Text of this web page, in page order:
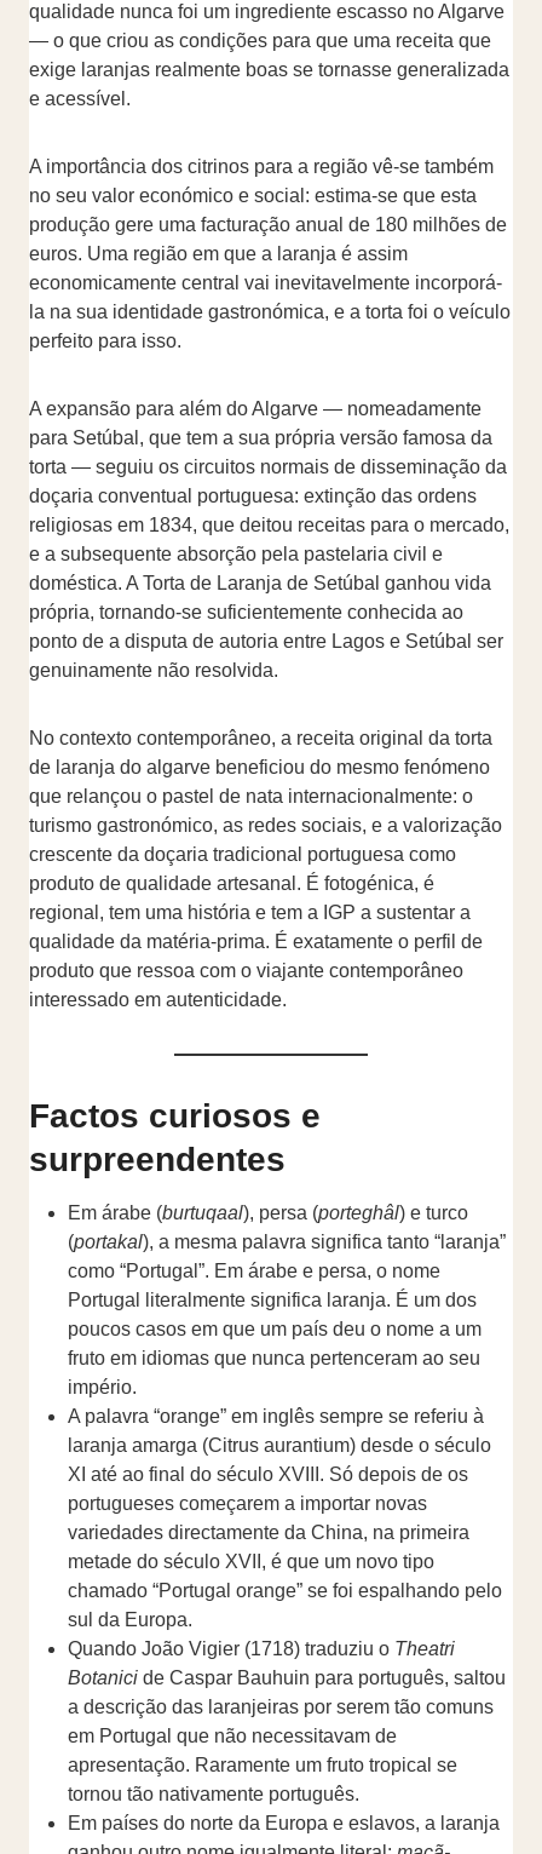
qualidade nunca foi um ingrediente escasso no Algarve
— o que criou as condições para que uma receita que
exige laranjas realmente boas se tornasse generalizada
e acessível.
A importância dos citrinos para a região vê-se também
no seu valor económico e social: estima-se que esta
produção gere uma facturação anual de 180 milhões de
euros. Uma região em que a laranja é assim
economicamente central vai inevitavelmente incorporá-
la na sua identidade gastronómica, e a torta foi o veículo
perfeito para isso.
A expansão para além do Algarve — nomeadamente
para Setúbal, que tem a sua própria versão famosa da
torta — seguiu os circuitos normais de disseminação da
doçaria conventual portuguesa: extinção das ordens
religiosas em 1834, que deitou receitas para o mercado,
e a subsequente absorção pela pastelaria civil e
doméstica. A Torta de Laranja de Setúbal ganhou vida
própria, tornando-se suficientemente conhecida ao
ponto de a disputa de autoria entre Lagos e Setúbal ser
genuinamente não resolvida.
No contexto contemporâneo, a receita original da torta
de laranja do algarve beneficiou do mesmo fenómeno
que relançou o pastel de nata internacionalmente: o
turismo gastronómico, as redes sociais, e a valorização
crescente da doçaria tradicional portuguesa como
produto de qualidade artesanal. É fotogénica, é
regional, tem uma história e tem a IGP a sustentar a
qualidade da matéria-prima. É exatamente o perfil de
produto que ressoa com o viajante contemporâneo
interessado em autenticidade.
Factos curiosos e
surpreendentes
Em árabe (burtuqaal), persa (porteghâl) e turco
(portakal), a mesma palavra significa tanto “laranja”
como “Portugal”. Em árabe e persa, o nome
Portugal literalmente significa laranja. É um dos
poucos casos em que um país deu o nome a um
fruto em idiomas que nunca pertenceram ao seu
império.
A palavra “orange” em inglês sempre se referiu à
laranja amarga (Citrus aurantium) desde o século
XI até ao final do século XVIII. Só depois de os
portugueses começarem a importar novas
variedades directamente da China, na primeira
metade do século XVII, é que um novo tipo
chamado “Portugal orange” se foi espalhando pelo
sul da Europa.
Quando João Vigier (1718) traduziu o Theatri
Botanici de Caspar Bauhuin para português, saltou
a descrição das laranjeiras por serem tão comuns
em Portugal que não necessitavam de
apresentação. Raramente um fruto tropical se
tornou tão nativamente português.
Em países do norte da Europa e eslavos, a laranja